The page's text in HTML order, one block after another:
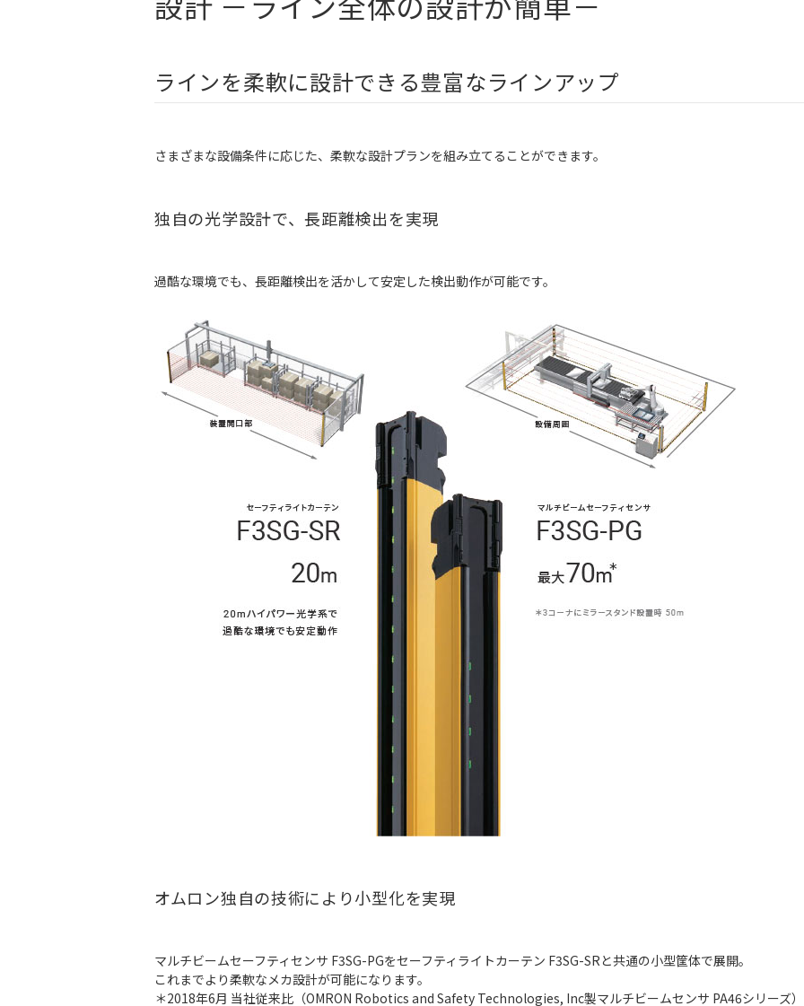
ラインを柔軟に設計できる豊富なラインアップ
さまざまな設備条件に応じた、柔軟な設計プランを組み立てることができます。
独自の光学設計で、長距離検出を実現
過酷な環境でも、長距離検出を活かして安定した検出動作が可能です。
オムロン独自の技術により小型化を実現
マルチビームセーフティセンサ F3SG-PGをセーフティライトカーテン F3SG-SRと共通の小型筐体で展開。
これまでより柔軟なメカ設計が可能になります。
＊2018年6月 当社従来比（OMRON Robotics and Safety Technologies, Inc製マルチビームセンサ PA46シリーズ）